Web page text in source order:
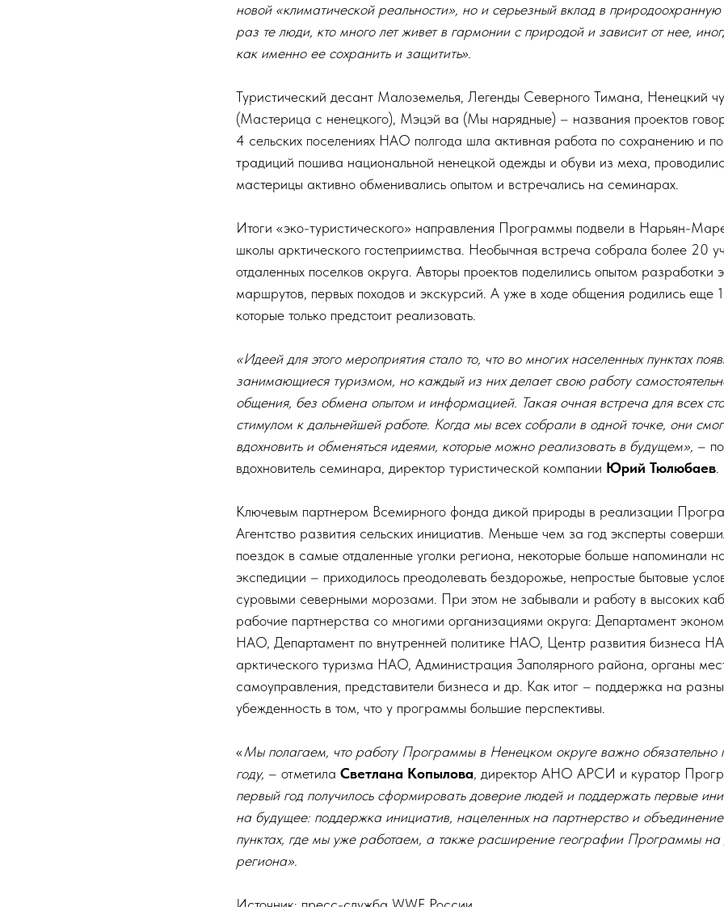
новой «климатической реальности», но и серьезный вклад в
раз те люди, кто много лет живет в гармонии с природой и зависит от нее,
как именно ее сохранить и защитить».
Туристический десант Малоземелья, Легенды Северного Тимана, Ненецкий
(Мастерица с ненецкого), Мэцэй ва (Мы нарядные) – названия проектов
4 сельских поселениях НАО полгода шла активная работа по сохранению и
традиций пошива национальной ненецкой одежды и обуви из меха,
мастерицы активно обменивались опытом и встречались на семинарах.
Итоги «эко-туристического» направления Программы подвели в Нарьян-
школы арктического гостеприимства. Необычная встреча собрала более 20
отдаленных поселков округа. Авторы проектов поделились опытом разработки
маршрутов, первых походов и экскурсий. А уже в ходе общения родились еще
которые только предстоит реализовать.
«Идеей для этого мероприятия стало то, что во многих населенных пунктах
занимающиеся туризмом, но каждый из них делает свою работу
общения, без обмена опытом и информацией. Такая очная встреча для всех
стимулом к дальнейшей работе. Когда мы всех собрали в одной точке, они
вдохновить и обменяться идеями, которые можно реализовать в будущем», –
вдохновитель семинара, директор туристической компании Юрий Тюлюбаев
Ключевым партнером Всемирного фонда дикой природы в реализации
Агентство развития сельских инициатив. Меньше чем за год эксперты
поездок в самые отдаленные уголки региона, некоторые больше напоминали
экспедиции – приходилось преодолевать бездорожье, непростые бытовые
суровыми северными морозами. При этом не забывали и работу в высоких
рабочие партнерства со многими организациями округа: Департамент
НАО, Департамент по внутренней политике НАО, Центр развития бизнеса
арктического туризма НАО, Администрация Заполярного района, органы
самоуправления, представители бизнеса и др. Как итог – поддержка на
убежденность в том, что у программы большие перспективы.
«Мы полагаем, что работу Программы в Ненецком округе важно обязательно
году, – отметила Светлана Копылова, директор АНО АРСИ и куратор
первый год получилось сформировать доверие людей и поддержать первые
на будущее: поддержка инициатив, нацеленных на партнерство и
пунктах, где мы уже работаем, а также расширение географии Программы на
региона».